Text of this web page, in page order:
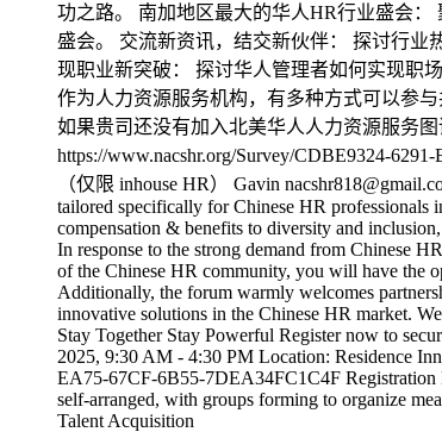
功之路。 南加地区最大的华人HR行业盛会
盛会。 交流新资讯，结交新伙伴： 探讨行业
现职业新突破： 探讨华人管理者如何实现职
作为人力资源服务机构，有多种方式可以参
如果贵司还没有加入北美华人人力资源服务图
https://www.nacshr.org/Survey/CDBE9324-
（仅限 inhouse HR） Gavin
tailored specifically for Chinese HR professionals
compensation & benefits to diversity and
In response to the strong demand from Chinese
of the Chinese HR community, you will have the
Additionally, the forum warmly welcomes
innovative solutions in the Chinese HR market.
Stay Together Stay Powerful Register now to
2025, 9:30 AM - 4:30 PM Location: Residence
EA75-67CF-6B55-7DEA34FC1C4F Registration
self-arranged, with groups forming to organize
Talent Acquisition